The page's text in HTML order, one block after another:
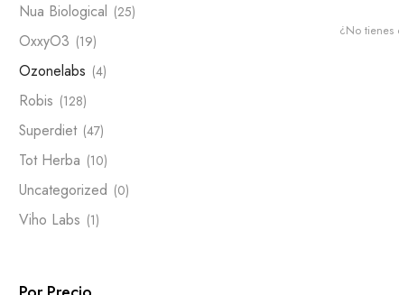
¿No tienes
Nua Biological (25)
OxxyO3 (19)
Ozonelabs (4)
Robis (128)
Superdiet (47)
Tot Herba (10)
Uncategorized (0)
Viho Labs (1)